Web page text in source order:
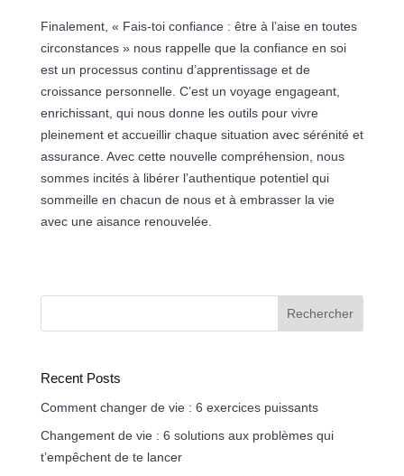
Finalement, « Fais-toi confiance : être à l’aise en toutes
circonstances » nous rappelle que la confiance en soi
est un processus continu d’apprentissage et de
croissance personnelle. C’est un voyage engageant,
enrichissant, qui nous donne les outils pour vivre
pleinement et accueillir chaque situation avec sérénité et
assurance. Avec cette nouvelle compréhension, nous
sommes incités à libérer l’authentique potentiel qui
sommeille en chacun de nous et à embrasser la vie
avec une aisance renouvelée.
Rechercher
Recent Posts
Comment changer de vie : 6 exercices puissants
Changement de vie : 6 solutions aux problèmes qui
t’empêchent de te lancer